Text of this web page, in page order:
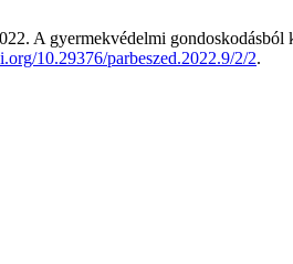
A gyermekvédelmi
10.29376/parbeszed.2022.9/2/2.